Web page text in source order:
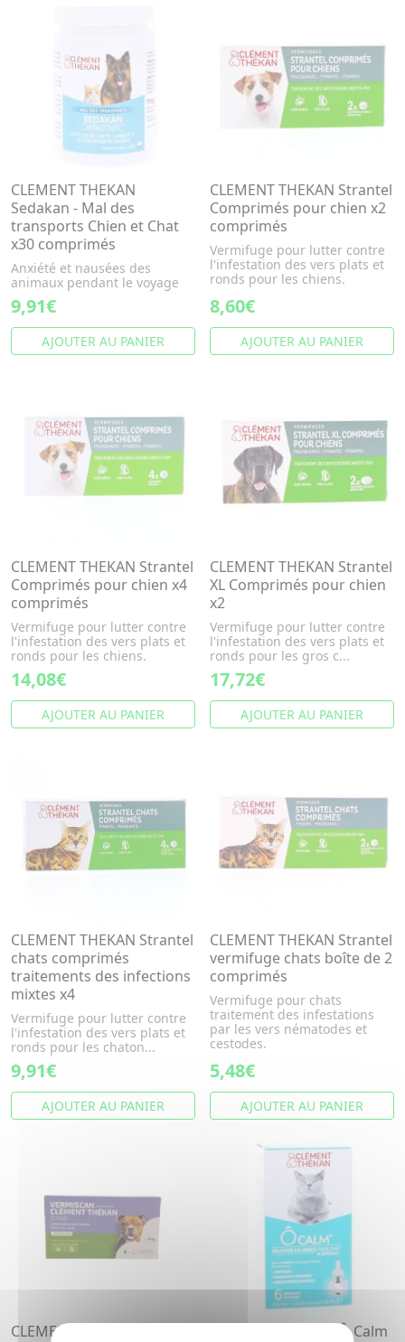
CLEMENT THEKAN
Sedakan - Mal des
transports Chien et Chat
x30 comprimés
Anxiété et nausées des
animaux pendant le voyage
9,91€
AJOUTER AU PANIER
CLEMENT THEKAN Strantel
Comprimés pour chien x2
comprimés
Vermifuge pour lutter contre
l'infestation des vers plats et
ronds pour les chiens.
8,60€
AJOUTER AU PANIER
CLEMENT THEKAN Strantel
Comprimés pour chien x4
comprimés
Vermifuge pour lutter contre
l'infestation des vers plats et
ronds pour les chiens.
14,08€
AJOUTER AU PANIER
CLEMENT THEKAN Strantel
XL Comprimés pour chien
x2
Vermifuge pour lutter contre
l'infestation des vers plats et
ronds pour les gros c...
17,72€
AJOUTER AU PANIER
CLEMENT THEKAN Strantel
chats comprimés
traitements des infections
mixtes x4
Vermifuge pour lutter contre
l'infestation des vers plats et
ronds pour les chaton...
9,91€
AJOUTER AU PANIER
CLEMENT THEKAN Strantel
vermifuge chats boîte de 2
comprimés
Vermifuge pour chats
traitement des infestations
par les vers nématodes et
cestodes.
5,48€
AJOUTER AU PANIER
CLEMENT THEKAN
CLEMENT THEKAN Ô Calm